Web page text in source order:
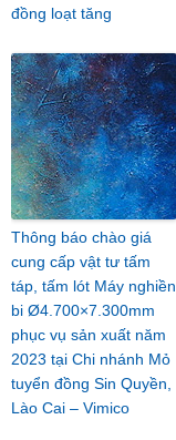
đồng loạt tăng
Thông báo chào giá
cung cấp vật tư tấm
táp, tấm lót Máy nghiền
bi Ø4.700×7.300mm
phục vụ sản xuất năm
2023 tại Chi nhánh Mỏ
tuyển đồng Sin Quyền,
Lào Cai – Vimico